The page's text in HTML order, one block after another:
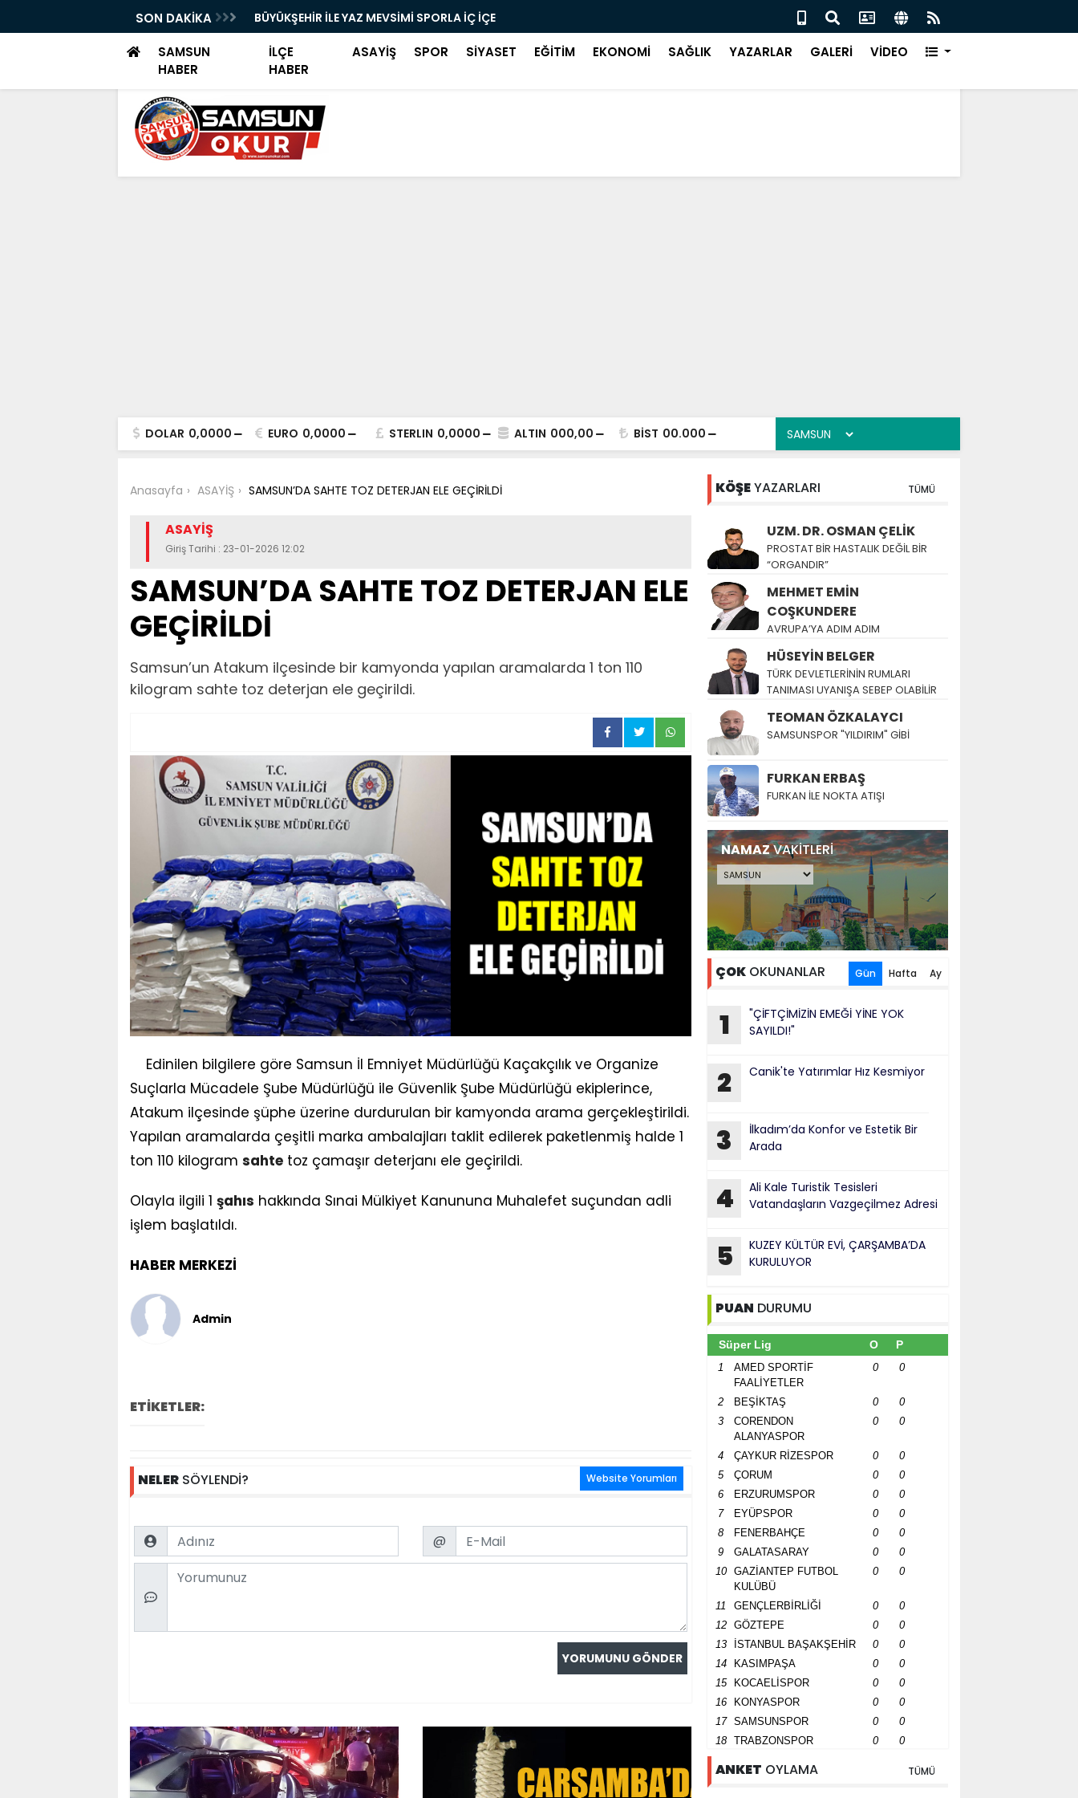
SON DAKİKA BÜYÜKŞEHİR İLE YAZ MEVSİMİ SPORLA İÇ İÇE KUZEY KÜLTÜR EVİ, ÇARŞAMBA’DA KURULUYOR
SAMSUN
HABER
İLÇE
HABER
ASAYİŞ SPOR SİYASET EĞİTİM EKONOMİ SAĞLIK YAZARLAR GALERİ VİDEO
DOLAR 0,0000 EURO 0,0000 STERLIN 0,0000 ALTIN 000,00 BİST 00.000
Anasayfa ASAYİŞ SAMSUN’DA SAHTE TOZ DETERJAN ELE GEÇİRİLDİ
ASAYİŞ
Giriş Tarihi : 23-01-2026 12:02
SAMSUN’DA SAHTE TOZ DETERJAN ELE
GEÇİRİLDİ
Samsun’un Atakum ilçesinde bir kamyonda yapılan aramalarda 1 ton 110
kilogram sahte toz deterjan ele geçirildi.
Edinilen bilgilere göre Samsun İl Emniyet Müdürlüğü Kaçakçılık ve Organize
Suçlarla Mücadele Şube Müdürlüğü ile Güvenlik Şube Müdürlüğü ekiplerince,
Atakum ilçesinde şüphe üzerine durdurulan bir kamyonda arama gerçekleştirildi.
Yapılan aramalarda çeşitli marka ambalajları taklit edilerek paketlenmiş halde 1
ton 110 kilogram sahte toz çamaşır deterjanı ele geçirildi.
Olayla ilgili 1 şahıs hakkında Sınai Mülkiyet Kanununa Muhalefet suçundan adli
işlem başlatıldı.
HABER MERKEZİ
Admin
ETİKETLER:
NELER SÖYLENDİ? Website Yorumları
Name Email
@
Comment
KÖŞEYAZARLARI TÜMÜ
UZM. DR. OSMAN ÇELİK
PROSTAT BİR HASTALIK DEĞİL BİR
“ORGANDIR”
MEHMET EMİN
COŞKUNDERE
AVRUPA’YA ADIM ADIM
HÜSEYİN BELGER
TÜRK DEVLETLERİNİN RUMLARI
TANIMASI UYANIŞA SEBEP OLABİLİR
TEOMAN ÖZKALAYCI
SAMSUNSPOR "YILDIRIM" GİBİ
FURKAN ERBAŞ
FURKAN İLE NOKTA ATIŞI
NAMAZVAKİTLERİ
ÇOK OKUNANLAR Gün Hafta Ay
1
"ÇİFTÇİMİZİN EMEĞİ YİNE YOK
SAYILDI!"
2 Canik'te Yatırımlar Hız Kesmiyor
3
İlkadım’da Konfor ve Estetik Bir
Arada
4
Ali Kale Turistik Tesisleri
Vatandaşların Vazgeçilmez Adresi
5
KUZEY KÜLTÜR EVİ, ÇARŞAMBA’DA
KURULUYOR
PUAN DURUMU
Süper Lig O P
1
AMED SPORTİF
FAALİYETLER
0 0
2 BEŞİKTAŞ 0
0
3
CORENDON
ALANYASPOR
0 0
4 ÇAYKUR RİZESPOR 0
0
5
ÇORUM 0
0
6
ERZURUMSPOR 0
0
7
EYÜPSPOR 0
0
8
FENERBAHÇE 0
0
9
GALATASARAY 0
0
10
GAZİANTEP FUTBOL
KULÜBÜ
0 0
11 GENÇLERBİRLİĞİ 0
0
12
GÖZTEPE 0
0
13
İSTANBUL BAŞAKŞEHİR 0
0
14
KASIMPAŞA 0
0
15
KOCAELİSPOR 0
0
16
KONYASPOR 0
0
17
SAMSUNSPOR 0
0
18
TRABZONSPOR 0 0
ANKET OYLAMA TÜMÜ